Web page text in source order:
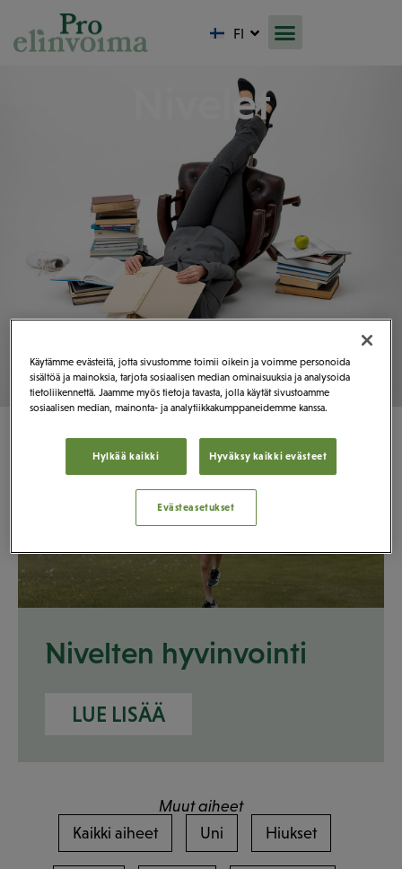
FI
LT
Nivelet
Nivelten hyvinvointi
LUE LISÄÄ
Muut aiheet
Kaikki aiheet
Uni Hiukset
Käytämme evästeitä, jotta sivustomme toimii oikein ja voimme personoida
sisältöä ja mainoksia, tarjota sosiaalisen median ominaisuuksia ja analysoida
tietoliikennettä. Jaamme myös tietoja tavasta, jolla käytät sivustoamme
sosiaalisen median, mainonta- ja analytiikkakumppaneidemme kanssa.
Hylkää kaikki Hyväksy kaikki evästeet
Evästeasetukset